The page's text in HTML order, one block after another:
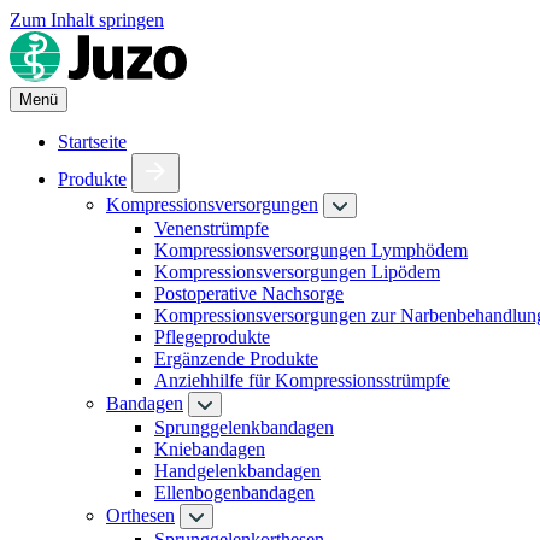
Zum Inhalt springen
Menü
Startseite
Produkte
Kompressionsversorgungen
Venenstrümpfe
Kompressionsversorgungen Lymphödem
Kompressionsversorgungen Lipödem
Postoperative Nachsorge
Kompressionsversorgungen zur
Pflegeprodukte
Ergänzende Produkte
Anziehhilfe für Kompressionsstrümpfe
Bandagen
Sprunggelenkbandagen
Kniebandagen
Handgelenkbandagen
Ellenbogenbandagen
Orthesen